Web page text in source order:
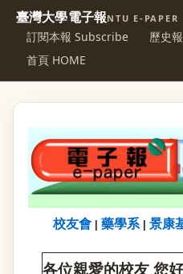
臺灣大學電子報NTU E-PAPER
訂閱本報 Subscribe
歷史
首頁 HOME
校友會 藥學系| 景康
各位親愛的校友 您